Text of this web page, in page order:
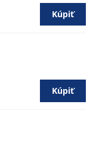
Kúpiť
Kúpiť